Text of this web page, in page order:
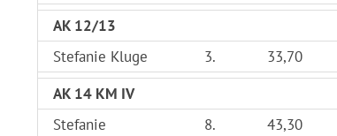
AK 12/13
Stefanie Kluge
3. 33,70
AK 14 KM IV
Stefanie
8. 43,30